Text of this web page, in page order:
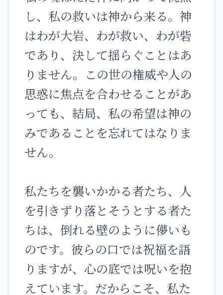
し、私の救いは神から来る。神
はわが大岩、わが救い、わが砦
であり、決して揺らぐことはあ
りません。この世の権威や人の
思惑に焦点を合わせることがあ
っても、結局、私の希望は神の
みであることを忘れてはなりま
せん。
私たちを襲いかかる者たち、人
を引きずり落とそうとする者た
ちは、倒れる壁のように儚いも
のです。彼らの口では祝福を語
りますが、心の底では呪いを抱
えています。だからこそ、私た